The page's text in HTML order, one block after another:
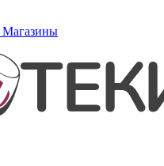
Магазины